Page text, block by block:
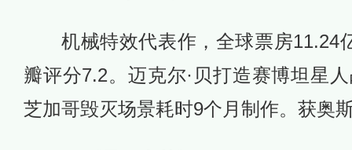
机械特效代表作，全球票房11.24
瓣评分7.2。迈克尔·贝打造赛博坦星
芝加哥毁灭场景耗时9个月制作。获奥